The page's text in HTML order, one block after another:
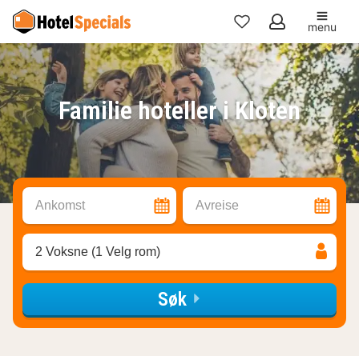
Mine
favoritter
menu
Familie hoteller i Kloten
Ankomst Avreise
2 Voksne (1 Velg rom)
Søk